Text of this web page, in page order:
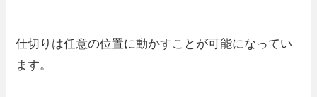
仕切りは任意の位置に動かすことが可能になってい
ます。